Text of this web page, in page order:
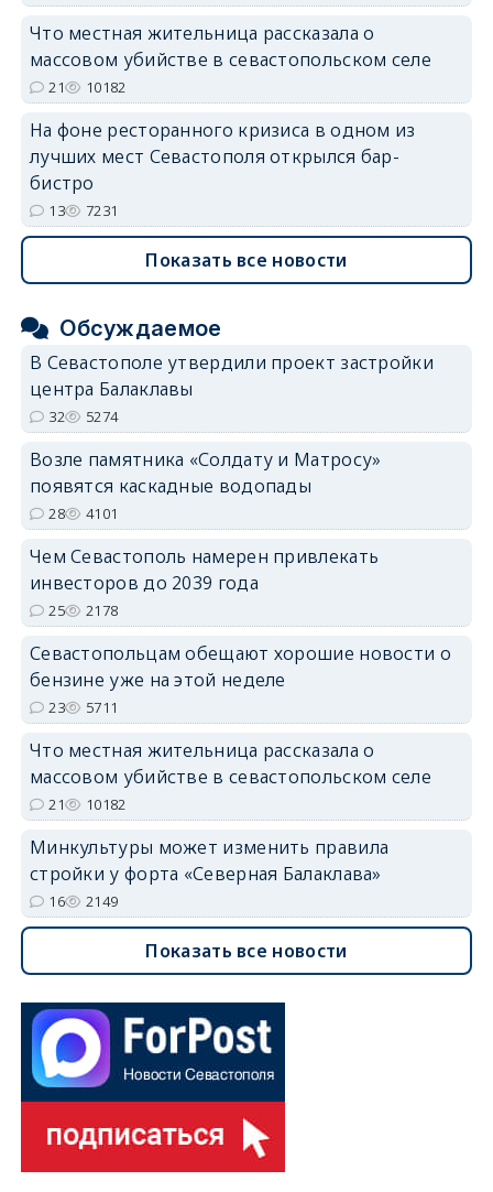
Что местная жительница рассказала о
массовом убийстве в севастопольском селе
21 10182
На фоне ресторанного кризиса в одном из
лучших мест Севастополя открылся бар-
бистро
13 7231
Показать все новости
Обсуждаемое
В Севастополе утвердили проект застройки
центра Балаклавы
32 5274
Возле памятника «Солдату и Матросу»
появятся каскадные водопады
28 4101
Чем Севастополь намерен привлекать
инвесторов до 2039 года
25 2178
Севастопольцам обещают хорошие новости о
бензине уже на этой неделе
23 5711
Что местная жительница рассказала о
массовом убийстве в севастопольском селе
21 10182
Минкультуры может изменить правила
стройки у форта «Северная Балаклава»
16 2149
Показать все новости